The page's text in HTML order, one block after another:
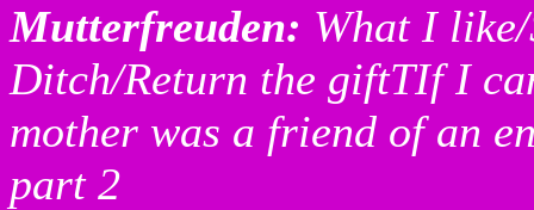
Mutterfreuden: What I
Ditch/Return the giftTIf I
mother was a friend of an
part 2